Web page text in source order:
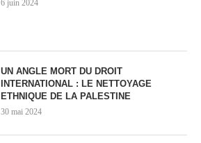
6 juin 2024
UN ANGLE MORT DU DROIT
INTERNATIONAL : LE NETTOYAGE
ETHNIQUE DE LA PALESTINE
30 mai 2024